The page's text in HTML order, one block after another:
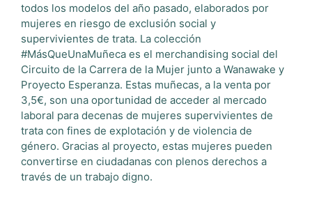
todos los modelos del año pasado, elaborados por
mujeres en riesgo de exclusión social y
supervivientes de trata. La colección
#MásQueUnaMuñeca es el merchandising social del
Circuito de la Carrera de la Mujer junto a Wanawake y
Proyecto Esperanza. Estas muñecas, a la venta por
3,5€, son una oportunidad de acceder al mercado
laboral para decenas de mujeres supervivientes de
trata con fines de explotación y de violencia de
género. Gracias al proyecto, estas mujeres pueden
convertirse en ciudadanas con plenos derechos a
través de un trabajo digno.